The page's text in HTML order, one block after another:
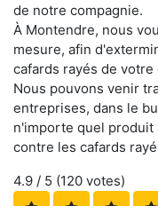
de notre compagnie.
À Montendre, nous
mesure, afin
cafards rayés de
Nous pouvons venir
entreprises, dans le
n'importe quel produit
contre les cafards
4.9 / 5 (120 votes)